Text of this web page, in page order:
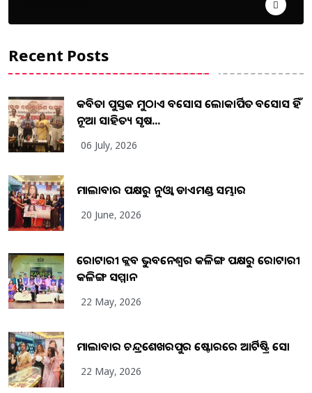
Recent Posts
କବିତା ପୁସ୍ତକ ମୁଠାଏ ଅବସୋସ ଲୋକାର୍ପିତ ଅବସୋସ ହିଁ
ନୂଆ ସାହିତ୍ୟ ସୃଷ...
06 July, 2026
ମାଲାବାର ପକ୍ଷରୁ ନୁଓ୍ବା ଡାଏମଣ୍ଡ ସମ୍ଭାର
20 June, 2026
ରୋଟାରୀ କ୍ଲବ ଭୁବନେଶ୍ୱର କଳିଙ୍ଗ ପକ୍ଷରୁ ରୋଟାରୀ
କଳିଙ୍ଗ ସମ୍ମାନ
22 May, 2026
ମାଲାବାର ଚନ୍ଦ୍ରଶେଖରପୁର ଷ୍ଟୋରରେ ଆର୍ଟିଷ୍ଟ୍ରି ସୋ
22 May, 2026